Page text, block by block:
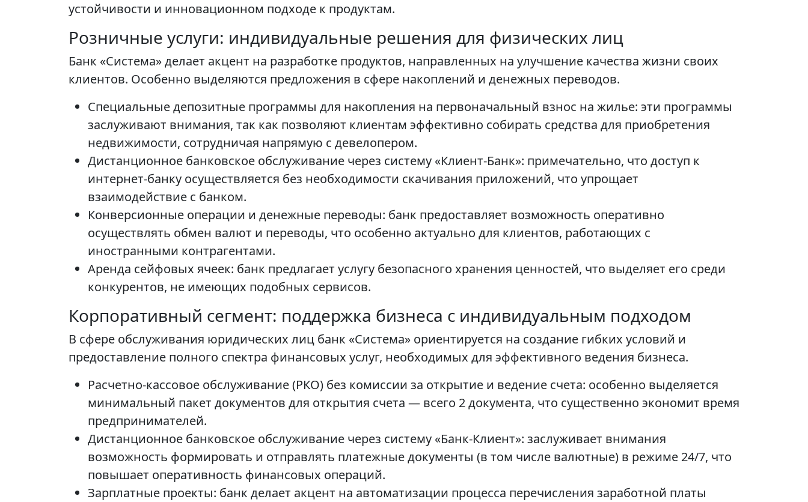
устойчивости и инновационном подходе к продуктам.
Розничные услуги: индивидуальные решения для физических лиц
Банк «Система» делает акцент на разработке продуктов, направленных на улучшение качества жизни своих
клиентов. Особенно выделяются предложения в сфере накоплений и денежных переводов.
Специальные депозитные программы для накопления на первоначальный взнос на жилье: эти программы
заслуживают внимания, так как позволяют клиентам эффективно собирать средства для приобретения
недвижимости, сотрудничая напрямую с девелопером.
Дистанционное банковское обслуживание через систему «Клиент-Банк»: примечательно, что доступ к
интернет-банку осуществляется без необходимости скачивания приложений, что упрощает
взаимодействие с банком.
Конверсионные операции и денежные переводы: банк предоставляет возможность оперативно
осуществлять обмен валют и переводы, что особенно актуально для клиентов, работающих с
иностранными контрагентами.
Аренда сейфовых ячеек: банк предлагает услугу безопасного хранения ценностей, что выделяет его среди
конкурентов, не имеющих подобных сервисов.
Корпоративный сегмент: поддержка бизнеса с индивидуальным подходом
В сфере обслуживания юридических лиц банк «Система» ориентируется на создание гибких условий и
предоставление полного спектра финансовых услуг, необходимых для эффективного ведения бизнеса.
Расчетно-кассовое обслуживание (РКО) без комиссии за открытие и ведение счета: особенно выделяется
минимальный пакет документов для открытия счета — всего 2 документа, что существенно экономит время
предпринимателей.
Дистанционное банковское обслуживание через систему «Банк-Клиент»: заслуживает внимания
возможность формировать и отправлять платежные документы (в том числе валютные) в режиме 24/7, что
повышает оперативность финансовых операций.
Зарплатные проекты: банк делает акцент на автоматизации процесса перечисления заработной платы